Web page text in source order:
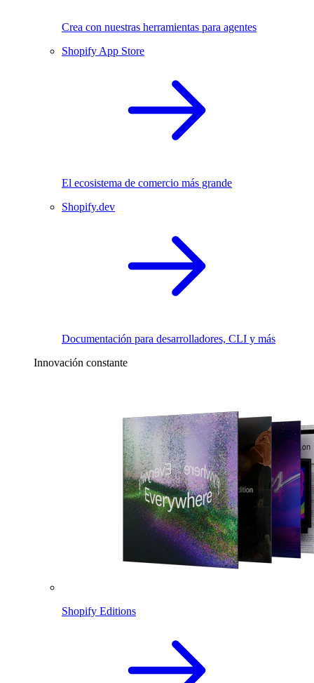
Crea con nuestras herramientas para agentes
Shopify App Store
El ecosistema de comercio más grande
Shopify.dev
Documentación para desarrolladores, CLI y más
Innovación constante
Shopify Editions